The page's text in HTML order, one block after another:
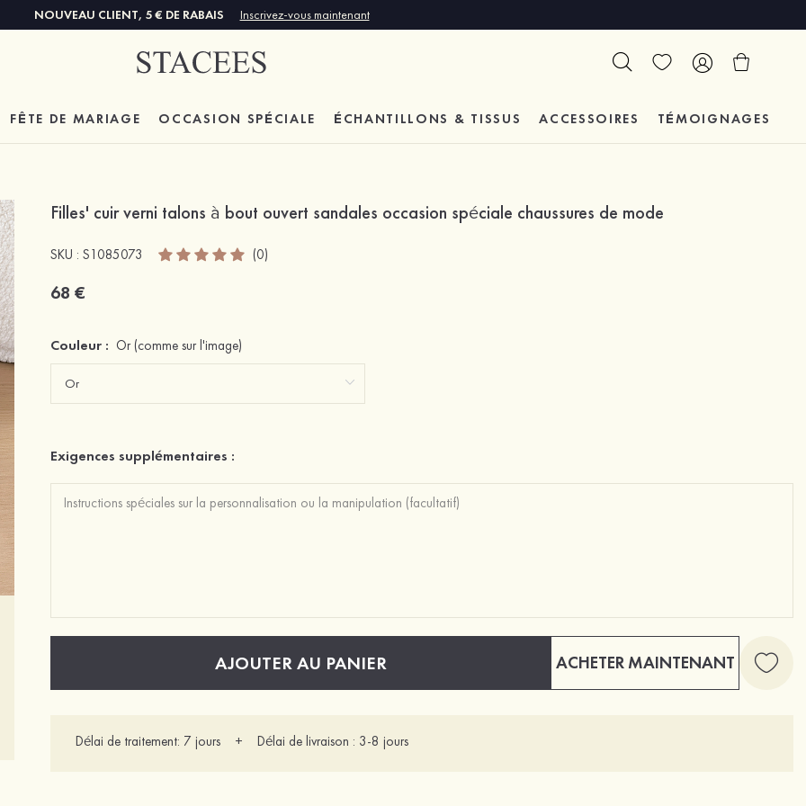
NOUVEAU CLIENT, 5 € DE RABAIS Inscrivez-vous maintenant
FÊTE DE MARIAGE OCCASION SPÉCIALE ÉCHANTILLONS & TISSUS ACCESSOIRES TÉMOIGNAGES
Filles' cuir verni talons à bout ouvert sandales occasion spéciale chaussures de mode
SKU : S1085073 (0)
68 €
Couleur : Or (comme sur l'image)
Exigences supplémentaires :
AJOUTER AU PANIER ACHETER MAINTENANT
Délai de traitement: 7 jours + Délai de livraison : 3-8 jours